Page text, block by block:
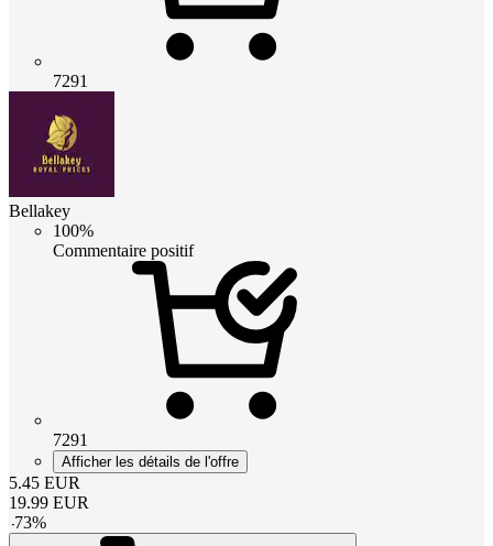
7291
Bellakey
100%
Commentaire positif
7291
Afficher les détails de l'offre
5.45 EUR
19.99 EUR
-73%